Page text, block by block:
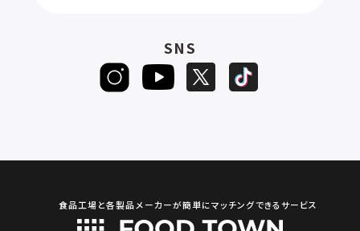
SNS
食品工場と各製品メーカーが簡単にマッチングできるサービス